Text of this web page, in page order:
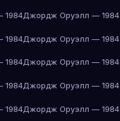
1984Джордж Оруэлл — 1984
1984Джордж Оруэлл — 1984
1984Джордж Оруэлл — 1984
1984Джордж Оруэлл — 1984
1984Джордж Оруэлл — 1984